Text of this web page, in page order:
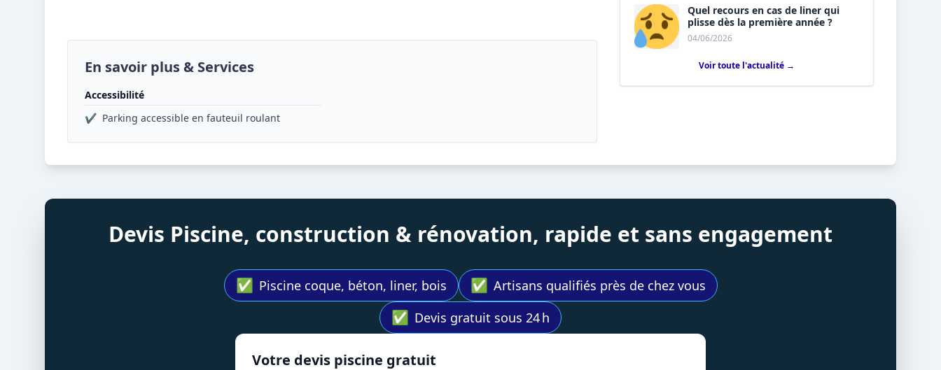
En savoir plus & Services
Accessibilité
✔ Parking accessible en fauteuil roulant
Quel recours en cas de liner qui
plisse dès la première année ?
04/06/2026
Voir toute l'actualité →
Devis Piscine, construction & rénovation, rapide et sans engagement
✅ Piscine coque, béton, liner, bois ✅ Artisans qualifiés près de chez vous
✅ Devis gratuit sous 24 h
Votre devis piscine gratuit